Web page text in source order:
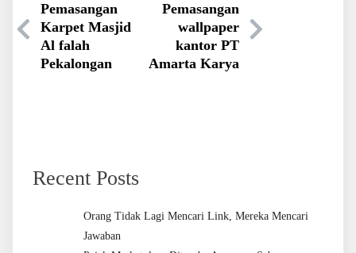
Pemasangan
Karpet Masjid
Al falah
Pekalongan
Pemasangan
wallpaper
kantor PT
Amarta Karya
Recent Posts
Orang Tidak Lagi Mencari Link, Mereka Mencari
Jawaban